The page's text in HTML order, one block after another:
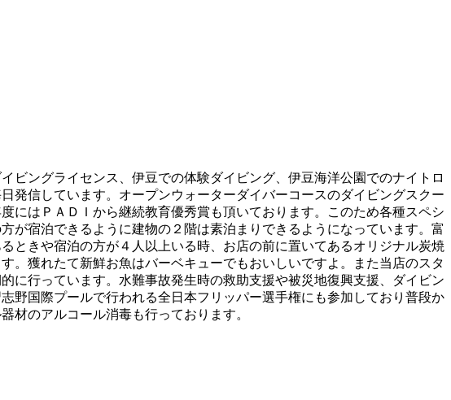
ビングライセンス、伊豆での体験ダイビング、伊豆海洋公園でのナイトロ
発信しています。オープンウォーターダイバーコースのダイビングスクー
にはＰＡＤＩから継続教育優秀賞も頂いております。このため各種スペシ
が宿泊できるように建物の２階は素泊まりできるようになっています。富
ときや宿泊の方が４人以上いる時、お店の前に置いてあるオリジナル炭焼
。獲れたて新鮮お魚はバーベキューでもおいしいですよ。また当店のスタ
に行っています。水難事故発生時の救助支援や被災地復興支援、ダイビン
野国際プールで行われる全日本フリッパー選手権にも参加しており普段か
材のアルコール消毒も行っております。